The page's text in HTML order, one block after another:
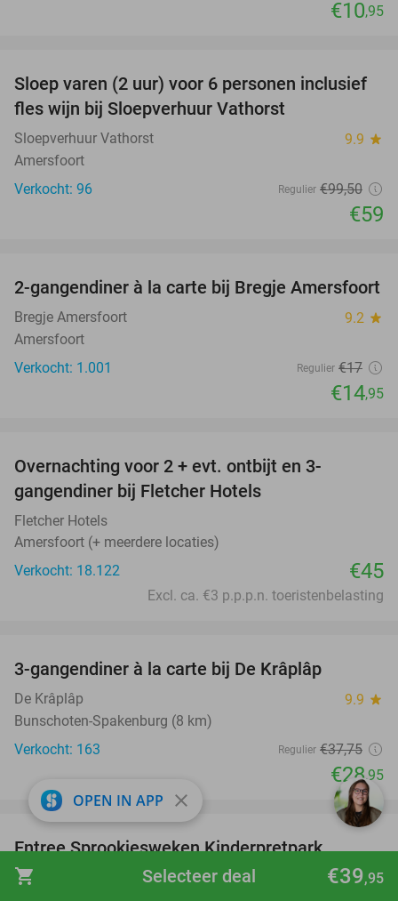
shopping_cart €39,95
Selecteer deal
€10,95
41%
Sloep varen (2 uur) voor 6 personen inclusief
fles wijn bij Sloepverhuur Vathorst
Sloepverhuur Vathorst 9.9 star
Amersfoort
Verkocht: 96
Regulier €99,50
€59
12%
2-gangendiner à la carte bij Bregje Amersfoort
Bregje Amersfoort 9.2 star
Amersfoort
Verkocht: 1.001
Regulier €17
€14,95
Overnachting voor 2 + evt. ontbijt en 3-
gangendiner bij Fletcher Hotels
Fletcher Hotels
Amersfoort (+ meerdere locaties)
Verkocht: 18.122
€45
Excl. ca. €3 p.p.p.n. toeristenbelasting
3-gangendiner à la carte bij De Krâplâp
De Krâplâp 9.9 star
Bunschoten-Spakenburg (8 km)
Verkocht: 163
Regulier €37,75
€28,95
39%
favorite_border
Entree Sprookjesweken Kinderpretpark
Julianatoren
OPEN IN APP close